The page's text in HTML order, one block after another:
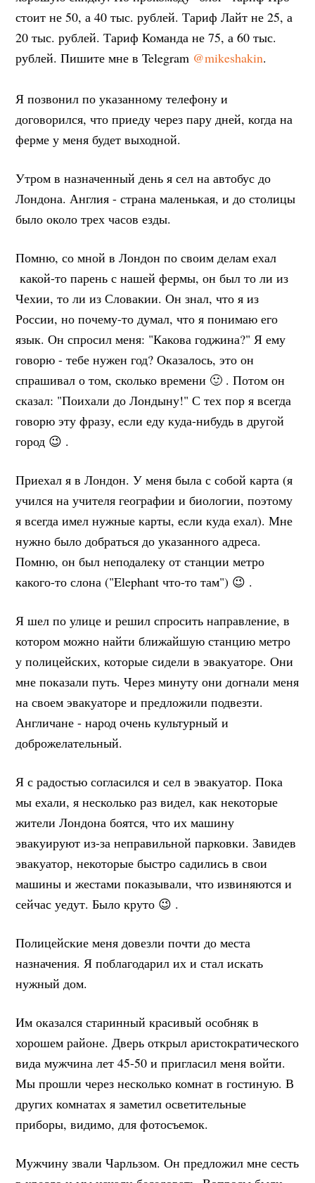
стоит не 50, а 40 тыс. рублей. Тариф Лайт не 25, а
20 тыс. рублей. Тариф Команда не 75, а 60 тыс.
рублей. Пишите мне в Telegram @mikeshakin.
Я позвонил по указанному телефону и
договорился, что приеду через пару дней, когда на
ферме у меня будет выходной.
Утром в назначенный день я сел на автобус до
Лондона. Англия - страна маленькая, и до столицы
было около трех часов езды.
Помню, со мной в Лондон по своим делам ехал
какой-то парень с нашей фермы, он был то ли из
Чехии, то ли из Словакии. Он знал, что я из
России, но почему-то думал, что я понимаю его
язык. Он спросил меня: "Какова годжина?" Я ему
говорю - тебе нужен год? Оказалось, это он
спрашивал о том, сколько времени 🙂 . Потом он
сказал: "Поихали до Лондыну!" С тех пор я всегда
говорю эту фразу, если еду куда-нибудь в другой
город 😉 .
Приехал я в Лондон. У меня была с собой карта (я
учился на учителя географии и биологии, поэтому
я всегда имел нужные карты, если куда ехал). Мне
нужно было добраться до указанного адреса.
Помню, он был неподалеку от станции метро
какого-то слона ("Elephant что-то там") 😉 .
Я шел по улице и решил спросить направление, в
котором можно найти ближайшую станцию метро
у полицейских, которые сидели в эвакуаторе. Они
мне показали путь. Через минуту они догнали меня
на своем эвакуаторе и предложили подвезти.
Англичане - народ очень культурный и
доброжелательный.
Я с радостью согласился и сел в эвакуатор. Пока
мы ехали, я несколько раз видел, как некоторые
жители Лондона боятся, что их машину
эвакуируют из-за неправильной парковки. Завидев
эвакуатор, некоторые быстро садились в свои
машины и жестами показывали, что извиняются и
сейчас уедут. Было круто 😉 .
Полицейские меня довезли почти до места
назначения. Я поблагодарил их и стал искать
нужный дом.
Им оказался старинный красивый особняк в
хорошем районе. Дверь открыл аристократического
вида мужчина лет 45-50 и пригласил меня войти.
Мы прошли через несколько комнат в гостиную. В
других комнатах я заметил осветительные
приборы, видимо, для фотосъемок.
Мужчину звали Чарльзом. Он предложил мне сесть